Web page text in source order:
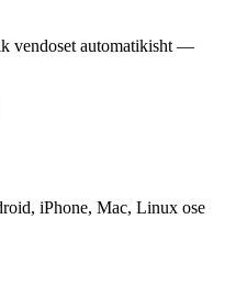
vendoset automatikisht —
iPhone, Mac, Linux ose